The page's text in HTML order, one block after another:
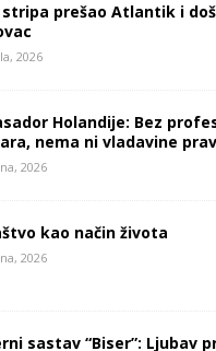
stripa prešao Atlantik i
2026
Holandije: Bez
nema ni vladavine
2026
kao način života
2026
sastav “Biser”: Ljubav